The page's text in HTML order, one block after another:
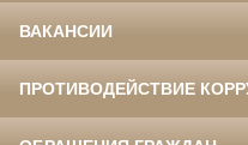
ВАКАНСИИ
ПРОТИВОДЕЙСТВИЕ